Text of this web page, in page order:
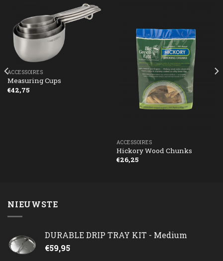
ACCESSOIRES
Measuring Cups
€42,75
ACCESSOIRES
Hickory Wood Chunks
€26,25
NIEUWSTE
DURABLE DRIP TRAY KIT - Medium
€59,95